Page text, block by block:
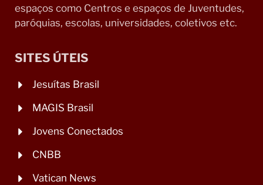
espaços como Centros e espaços de Juventudes,
paróquias, escolas, universidades, coletivos etc.
SITES ÚTEIS
Jesuítas Brasil
MAGIS Brasil
Jovens Conectados
CNBB
Vatican News